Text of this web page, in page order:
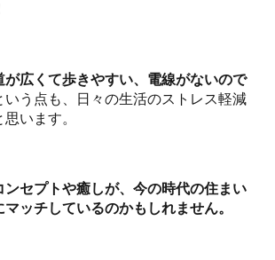
が広くて歩きやすい、電線がないので
いう点も、日々の生活のストレス軽減
います。
ンセプトや癒しが、今の時代の住まい
ッチしているのかもしれません。